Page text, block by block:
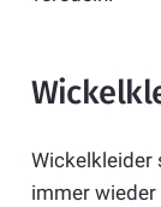
Wickelkleider
immer wieder